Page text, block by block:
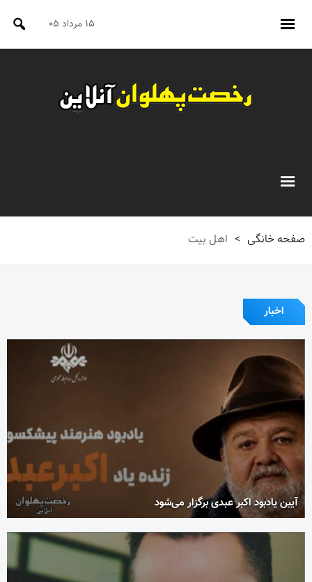
۱۵ مرداد ۰۵
صفحه خانگی > اهل بیت
اخبار
آیین یادبود اکبر عبدی برگزار می‌شود